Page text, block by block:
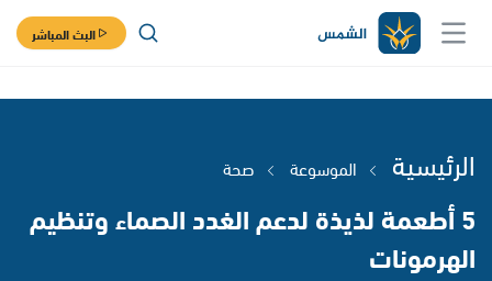
البث المباشر
الرئيسية الموسوعة صحة
5 أطعمة لذيذة لدعم الغدد الصماء وتنظيم
الهرمونات